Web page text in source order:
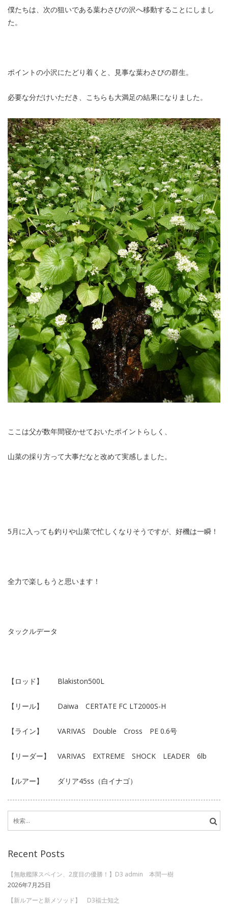
僕たちは、次の狙いである葉わさびの沢へ移動することにしまし
た。
ポイントの小沢にたどり着くと、見事な葉わさびの群生。
必要な分だけいただき、こちらも大満足の結果になりました。
ここは父が数年間寝かせておいたポイントらしく、
山菜の採り方って大事だなと改めて実感しました。
5月に入っても釣りや山菜で忙しくなりそうですが、好機は一瞬！
全力で楽しもうと思います！
タックルデータ
【ロッド】 Blakiston500L
【リール】 Daiwa CERTATE FC LT2000S-H
【ライン】 VARIVAS Double Cross PE 0.6号
【リーダー】 VARIVAS EXTREME SHOCK LEADER 6lb
【ルアー】 ダリア45ss（白イナゴ）
索:
Recent Posts
【無敵艦隊スペイン、2度目の優勝！】D3 admin 本間一樹
2026年7月25日
【新ルアーと新メソッド】 D3福士知之